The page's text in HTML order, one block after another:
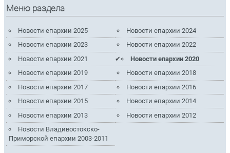
Меню раздела
Новости епархии 2025
Новости епархии 2024
Новости епархии 2023
Новости епархии 2022
Новости епархии 2021
Новости епархии 2020
Новости епархии 2019
Новости епархии 2018
Новости епархии 2017
Новости епархии 2016
Новости епархии 2015
Новости епархии 2014
Новости епархии 2013
Новости епархии 2012
Новости Владивостокско-
Приморской епархии 2003-2011